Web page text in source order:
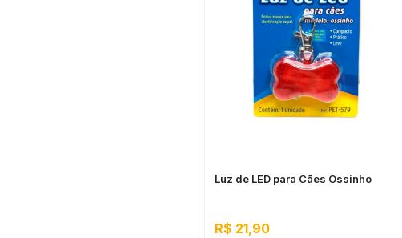
Luz de LED para Cães Ossinho
R$ 21,90